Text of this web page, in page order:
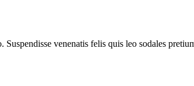
venenatis felis quis leo sodales